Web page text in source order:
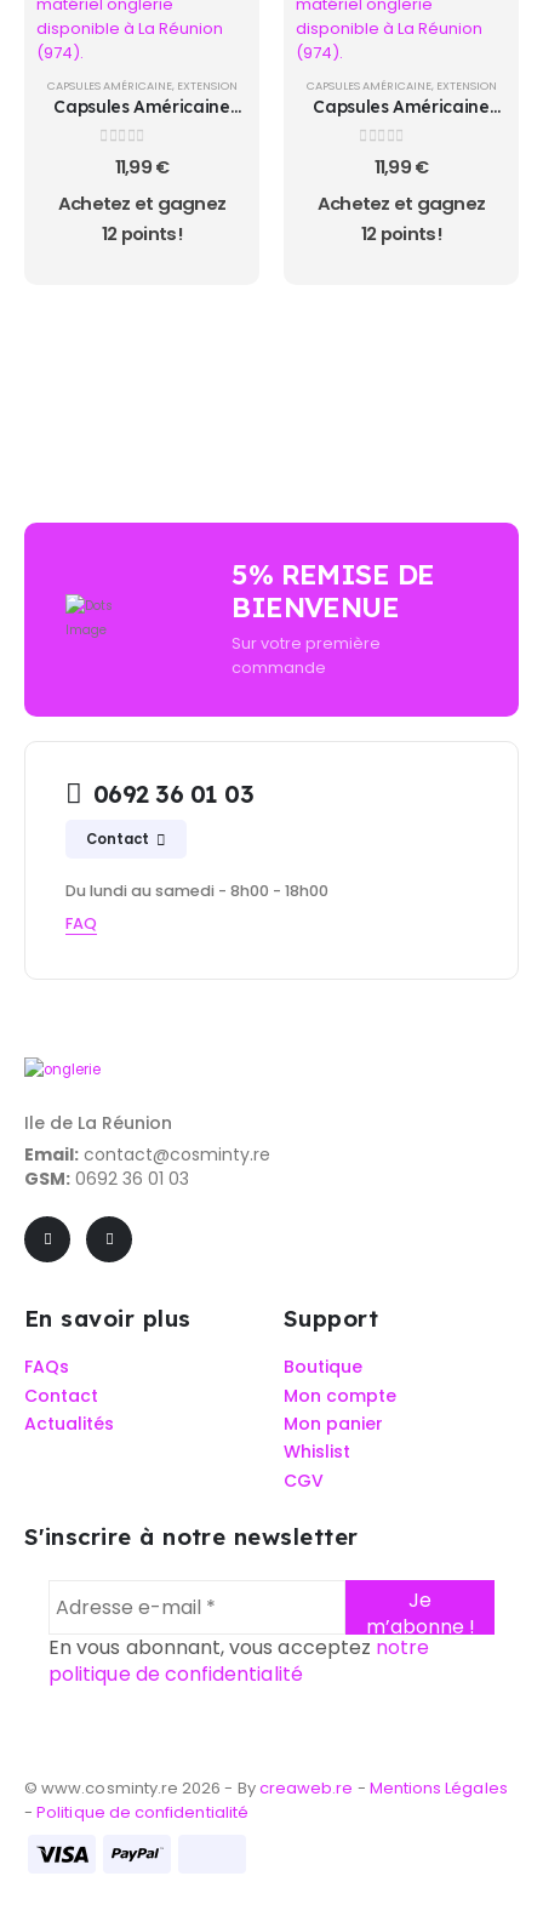
CAPSULES AMÉRICAINE, EXTENSION
Capsules Américaine
LONG COFFIN
sur 5
11,99€
Achetez et gagnez
12 points!
CAPSULES AMÉRICAINE, EXTENSION
Capsules Américaine
MEDIUM COFFIN ..
sur 5
11,99€
Achetez et gagnez
12 points!
5% REMISE DE
BIENVENUE
Sur votre première
commande
0692 36 01 03
Contact
Du lundi au samedi - 8h00 - 18h00
FAQ
Ile de La Réunion
Email: contact@cosminty.re
GSM: 0692 36 01 03
En savoir plus
FAQs
Contact
Actualités
Support
Boutique
Mon compte
Mon panier
Whislist
CGV
S'inscrire à notre newsletter
En vous abonnant, vous acceptez notre
politique de confidentialité
© www.cosminty.re 2026 - Bycreaweb.re - Mentions Légales
-Politique de confidentialité